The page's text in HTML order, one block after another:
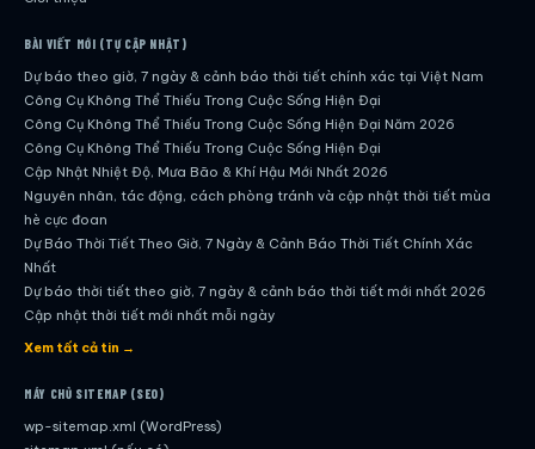
BÀI VIẾT MỚI (TỰ CẬP NHẬT)
Dự báo theo giờ, 7 ngày & cảnh báo thời tiết chính xác tại Việt Nam
Công Cụ Không Thể Thiếu Trong Cuộc Sống Hiện Đại
Công Cụ Không Thể Thiếu Trong Cuộc Sống Hiện Đại Năm 2026
Công Cụ Không Thể Thiếu Trong Cuộc Sống Hiện Đại
Cập Nhật Nhiệt Độ, Mưa Bão & Khí Hậu Mới Nhất 2026
Nguyên nhân, tác động, cách phòng tránh và cập nhật thời tiết mùa
hè cực đoan
Dự Báo Thời Tiết Theo Giờ, 7 Ngày & Cảnh Báo Thời Tiết Chính Xác
Nhất
Dự báo thời tiết theo giờ, 7 ngày & cảnh báo thời tiết mới nhất 2026
Cập nhật thời tiết mới nhất mỗi ngày
Hướng dẫn đầy đủ về dự báo thời tiết hiện đại
Dự Báo Thời Tiết Theo Giờ, 7 Ngày & Cảnh Báo Thời Tiết Chính Xác
Công Cụ Không Thể Thiếu Trong Cuộc Sống Hiện Đại
Xem tất cả tin →
MÁY CHỦ SITEMAP (SEO)
wp-sitemap.xml (WordPress)